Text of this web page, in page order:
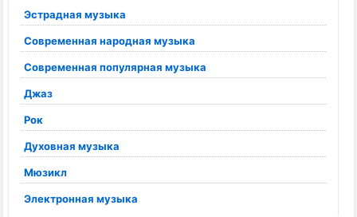
Эстрадная музыка
Современная народная музыка
Современная популярная музыка
Джаз
Рок
Духовная музыка
Мюзикл
Электронная музыка